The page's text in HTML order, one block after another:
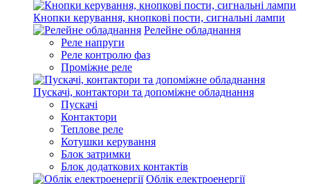
Кнопки керування, кнопкові пости, сигнальні лампи
Релейне обладнання
Реле напруги
Реле контролю фаз
Проміжне реле
Пускачі, контактори та допоміжне обладнання
Пускачі
Контактори
Теплове реле
Котушки керування
Блок затримки
Блок додаткових контактів
Облік електроенергії